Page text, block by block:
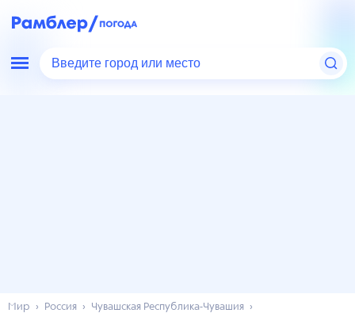
Введите город или место
Мир Россия
Чувашская Республика-Чувашия